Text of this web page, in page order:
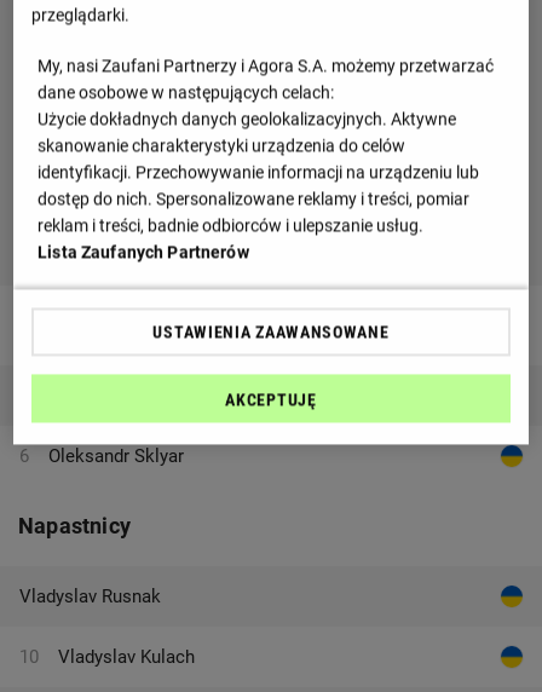
6 Oleksandr Sklyar
Napastnicy
Vladyslav Rusnak
10 Vladyslav Kulach
przeglądarki.
My, nasi Zaufani Partnerzy i Agora S.A. możemy przetwarzać
dane osobowe w następujących celach:
Użycie dokładnych danych geolokalizacyjnych. Aktywne
skanowanie charakterystyki urządzenia do celów
identyfikacji. Przechowywanie informacji na urządzeniu lub
dostęp do nich. Spersonalizowane reklamy i treści, pomiar
reklam i treści, badnie odbiorców i ulepszanie usług.
Lista Zaufanych Partnerów
USTAWIENIA ZAAWANSOWANE
AKCEPTUJĘ